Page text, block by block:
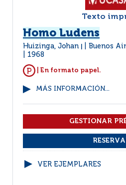
Texto
Homo Ludens
Huizinga, Johan Buenos
1968
| En formato papel.
MÁS INFORMACIÓN...
VER EJEMPLARES